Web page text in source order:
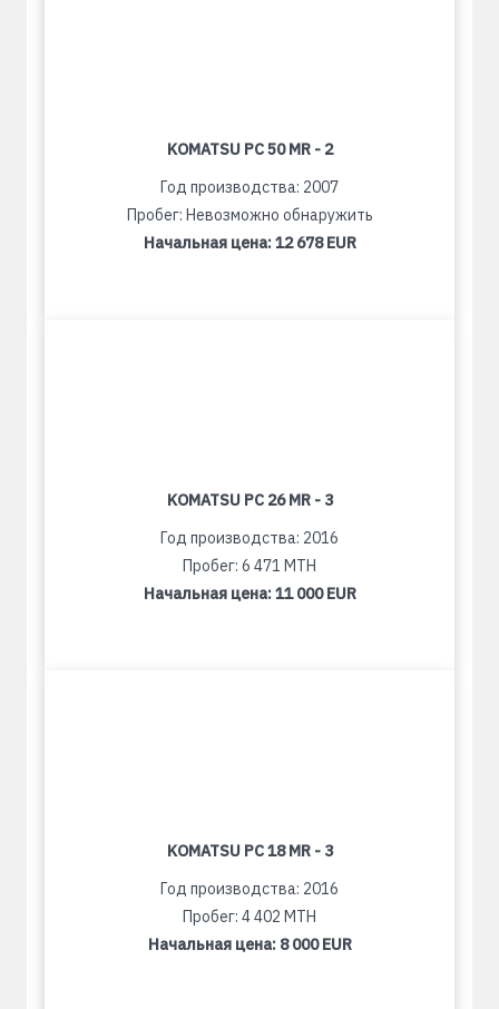
KOMATSU PC 50 MR - 2
Год производства: 2007
Пробег: Невозможно обнаружить
Начальная цена:12 678 EUR
KOMATSU PC 26 MR - 3
Год производства: 2016
Пробег: 6 471 MTH
Начальная цена:11 000 EUR
KOMATSU PC 18 MR - 3
Год производства: 2016
Пробег: 4 402 MTH
Начальная цена: 8 000 EUR